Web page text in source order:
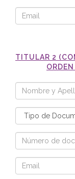
TITULAR 2